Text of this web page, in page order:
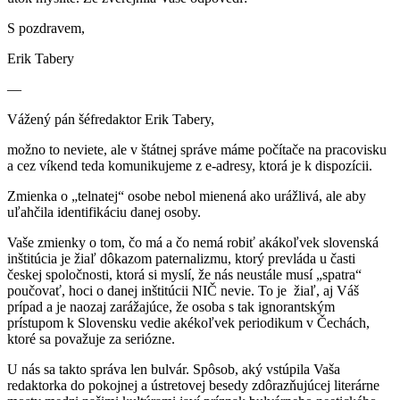
S pozdravem,
Erik Tabery
—
Vážený pán šéfredaktor Erik Tabery,
možno to neviete, ale v štátnej správe máme počítače na pracovisku
a cez víkend teda komunikujeme z e-adresy, ktorá je k dispozícii.
Zmienka o „telnatej“ osobe nebol mienená ako urážlivá, ale aby
uľahčila identifikáciu danej osoby.
Vaše zmienky o tom, čo má a čo nemá robiť akákoľvek slovenská
inštitúcia je žiaľ dôkazom paternalizmu, ktorý prevláda u časti
českej spoločnosti, ktorá si myslí, že nás neustále musí „spatra“
poučovať, hoci o danej inštitúcii NIČ nevie. To je žiaľ, aj Váš
prípad a je naozaj zarážajúce, že osoba s tak ignorantským
prístupom k Slovensku vedie akékoľvek periodikum v Čechách,
ktoré sa považuje za seriózne.
U nás sa takto správa len bulvár. Spôsob, aký vstúpila Vaša
redaktorka do pokojnej a ústretovej besedy zdôrazňujúcej literárne